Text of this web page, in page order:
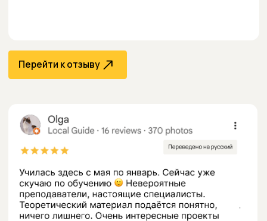
DWW в соцсетях
LinkedIn
Facebook
Telegram
Контакты
E-mail
info@dwwakademie.de